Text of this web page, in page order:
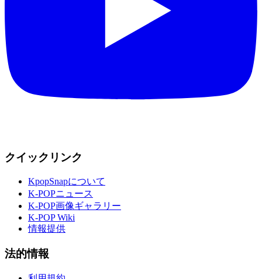
クイックリンク
KpopSnapについて
K-POPニュース
K-POP画像ギャラリー
K-POP Wiki
情報提供
法的情報